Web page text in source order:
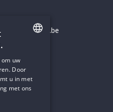
DUTCH
uw
Door
u in met
met ons